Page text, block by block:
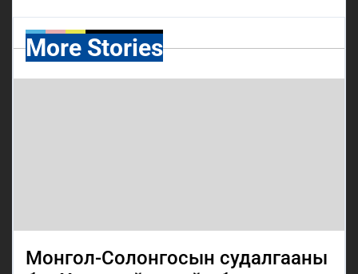
More Stories
Монгол-Солонгосын судалгааны